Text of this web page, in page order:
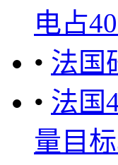
电占
• 法国
• 法国
量目